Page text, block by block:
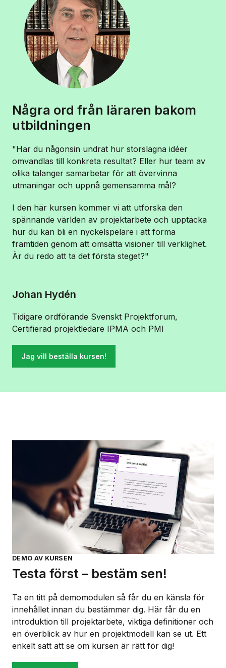
Några ord från läraren bakom
utbildningen
"Har du någonsin undrat hur storslagna idéer
omvandlas till konkreta resultat? Eller hur team av
olika talanger samarbetar för att övervinna
utmaningar och uppnå gemensamma mål?
I den här kursen kommer vi att utforska den
spännande världen av projektarbete och upptäcka
hur du kan bli en nyckelspelare i att forma
framtiden genom att omsätta visioner till verklighet.
Är du redo att ta det första steget?"
Johan Hydén
Tidigare ordförande Svenskt Projektforum,
Certifierad projektledare IPMA och PMI
Jag vill beställa kursen!
DEMO AV KURSEN
Testa först – bestäm sen!
Ta en titt på demomodulen så får du en känsla för
innehållet innan du bestämmer dig. Här får du en
introduktion till projektarbete, viktiga definitioner och
en överblick av hur en projektmodell kan se ut. Ett
enkelt sätt att se om kursen är rätt för dig!